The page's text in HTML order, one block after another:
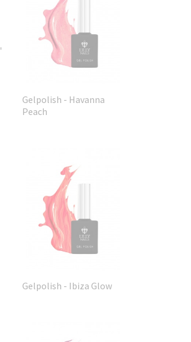
Gelpolish - Havanna
Peach
Gelpolish - Ibiza Glow